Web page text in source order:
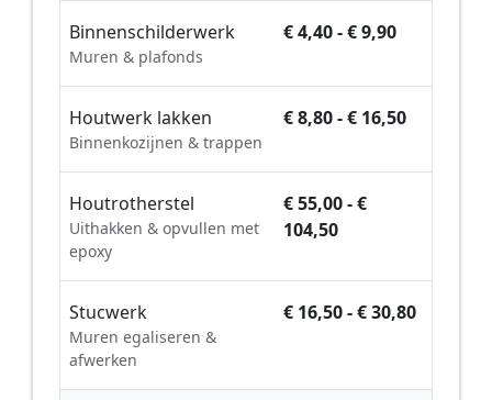
Binnenschilderwerk
Muren & plafonds
€ 4,40 - € 9,90
Houtwerk lakken
Binnenkozijnen & trappen
€ 8,80 - € 16,50
Houtrotherstel
Uithakken & opvullen met
epoxy
€ 55,00 - €
104,50
Stucwerk
Muren egaliseren &
afwerken
€ 16,50 - € 30,80